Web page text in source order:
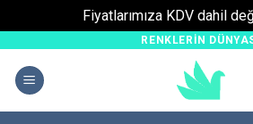
Fiyatlarımıza KDV dahil
content
RENKLERIN